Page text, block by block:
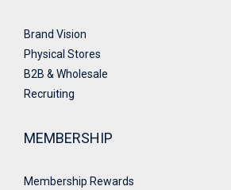
Brand Vision
Physical Stores
B2B & Wholesale
Recruiting
MEMBERSHIP
Membership Rewards